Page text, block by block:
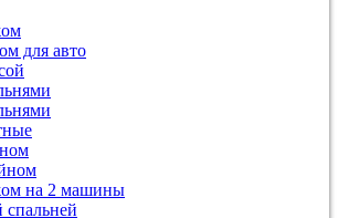
для авто
на 2 машины